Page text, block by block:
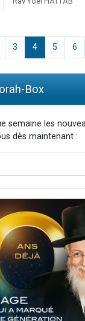
3 4 5 6
Box
semaine les
dès maintenant :